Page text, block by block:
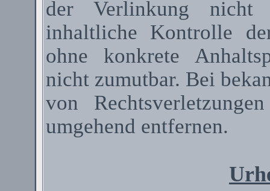
der Verlinkung nicht
inhaltliche Kontrolle
ohne konkrete
nicht zumutbar. Bei
von
umgehend entfernen.